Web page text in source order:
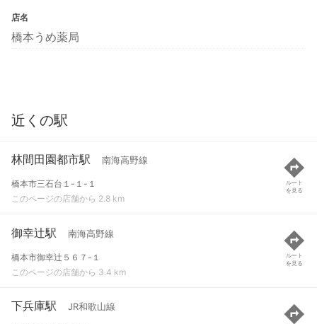
店名
橋本うめ薬局
近くの駅
林間田園都市駅 南海高野線
橋本市三石台１-１-１
このページの店舗から 2.8 km
ルート
を見る
御幸辻駅 南海高野線
橋本市御幸辻５６７-１
このページの店舗から 3.4 km
ルート
を見る
下兵庫駅 JR和歌山線